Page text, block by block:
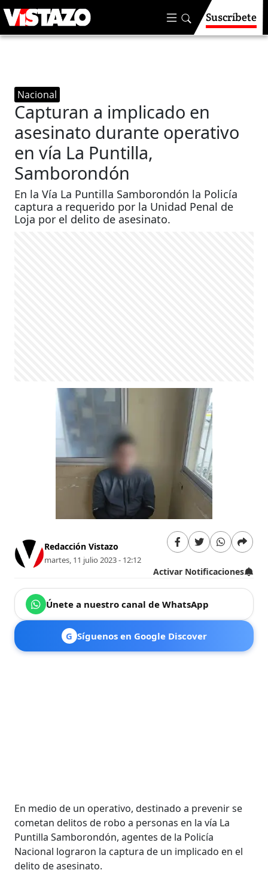
Suscríbete
Nacional
Capturan a implicado en
asesinato durante operativo
en vía La Puntilla,
Samborondón
En la Vía La Puntilla Samborondón la Policía
captura a requerido por la Unidad Penal de
Loja por el delito de asesinato.
Redacción Vistazo
martes, 11 julio 2023 - 12:12
Activar Notificaciones
Únete a nuestro canal de WhatsApp
G Síguenos en Google Discover
En medio de un operativo, destinado a prevenir se
cometan delitos de robo a personas en la vía La
Puntilla Samborondón, agentes de la Policía
Nacional lograron la captura de un implicado en el
delito de asesinato.